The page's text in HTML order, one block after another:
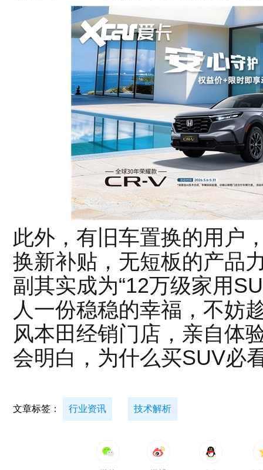
此外，有旧车置换的用户
换新补贴，无短板的产品
副其实成为“12万级家用
人一份稳稳的幸福，不妨
风本田经销门店，亲自体
会明白，为什么买SUV必
文章标签： 行业资讯 技术解析